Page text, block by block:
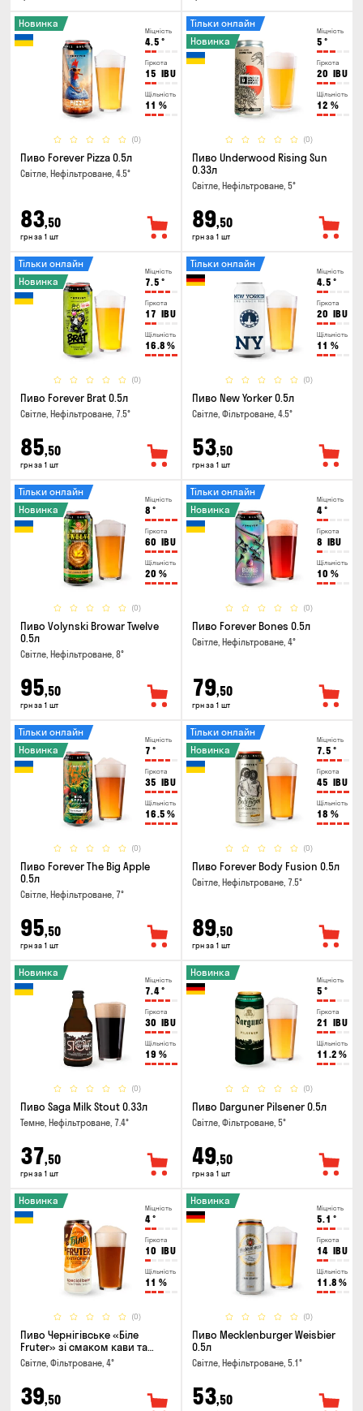
Міцність
4.5 °
Гіркота
15 IBU
Щільність
11 %
(0)
Новинка
Пиво Forever Pizza 0.5л
Світле, Нефільтроване, 4.5°
83,50
грн за 1 шт
Міцність
5 °
Гіркота
20 IBU
Щільність
12 %
(0)
Тільки онлайн
Новинка
Пиво Underwood Rising Sun
0.33л
Світле, Нефільтроване, 5°
89,50
грн за 1 шт
Міцність
7.5 °
Гіркота
17 IBU
Щільність
16.8 %
(0)
Тільки онлайн
Новинка
Пиво Forever Brat 0.5л
Світле, Нефільтроване, 7.5°
85,50
грн за 1 шт
Міцність
4.5 °
Гіркота
20 IBU
Щільність
11 %
(0)
Тільки онлайн
Пиво New Yorker 0.5л
Світле, Фільтроване, 4.5°
53,50
грн за 1 шт
Міцність
8 °
Гіркота
60 IBU
Щільність
20 %
(0)
Тільки онлайн
Новинка
Пиво Volynski Browar Twelve
0.5л
Світле, Нефільтроване, 8°
95,50
грн за 1 шт
Міцність
4°
Гіркота
8 IBU
Щільність
10 %
(0)
Тільки онлайн
Новинка
Пиво Forever Bones 0.5л
Світле, Нефільтроване, 4°
79,50
грн за 1 шт
Міцність
7 °
Гіркота
35 IBU
Щільність
16.5 %
(0)
Тільки онлайн
Новинка
Пиво Forever The Big Apple
0.5л
Світле, Нефільтроване, 7°
95,50
грн за 1 шт
Міцність
7.5 °
Гіркота
45 IBU
Щільність
18 %
(0)
Тільки онлайн
Новинка
Пиво Forever Body Fusion 0.5л
Світле, Нефільтроване, 7.5°
89,50
грн за 1 шт
Міцність
7.4°
Гіркота
30 IBU
Щільність
19 %
(0)
Новинка
Пиво Saga Milk Stout 0.33л
Темне, Нефільтроване, 7.4°
37,50
грн за 1 шт
Міцність
5 °
Гіркота
21 IBU
Щільність
11.2 %
(0)
Новинка
Пиво Darguner Pilsener 0.5л
Світле, Фільтроване, 5°
49,50
грн за 1 шт
Міцність
4°
Гіркота
10 IBU
Щільність
11 %
(0)
Новинка
Пиво Чернігівське «Біле
Fruter» зі смаком кави та
апельсину 0.5л
Світле, Фільтроване, 4°
39,50
Міцність
5.1 °
Гіркота
14 IBU
Щільність
11.8 %
(0)
Новинка
Пиво Mecklenburger Weisbier
0.5л
Світле, Нефільтроване, 5.1°
53,50